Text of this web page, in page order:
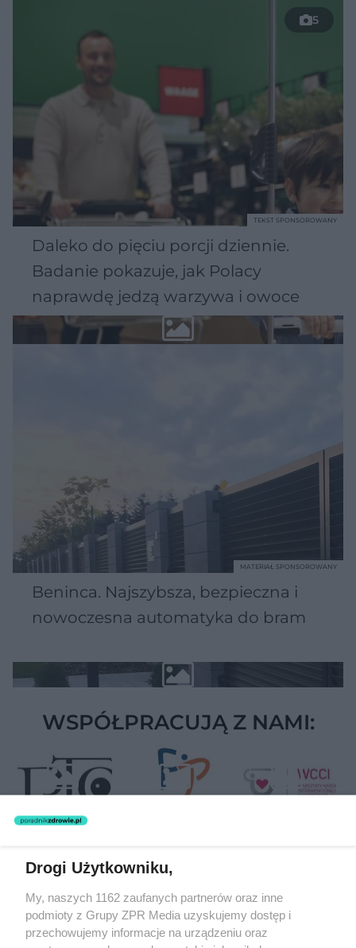
5
Daleko do pięciu porcji dziennie.
Badanie pokazuje, jak Polacy
naprawdę jedzą warzywa i owoce
TEKST SPONSOROWANY
Beninca. Najszybsza, bezpieczna i
nowoczesna automatyka do bram
MATERIAŁ SPONSOROWANY
WSPÓŁPRACUJĄ Z NAMI:
Żaden utwór zamieszczony w serwisie nie może być powielany i
rozpowszechniany lub dalej rozpowszechniany w jakikolwiek sposób
(w tym także elektroniczny lub mechaniczny) na jakimkolwiek polu
eksploatacji w jakiejkolwiek formie, włącznie z umieszczaniem w
Internecie bez pisemnej zgody właściciela praw. Jakiekolwiek użycie
Drogi Użytkowniku,
My, naszych 1162 zaufanych partnerów oraz inne
podmioty z Grupy ZPR Media uzyskujemy dostęp i
przechowujemy informacje na urządzeniu oraz